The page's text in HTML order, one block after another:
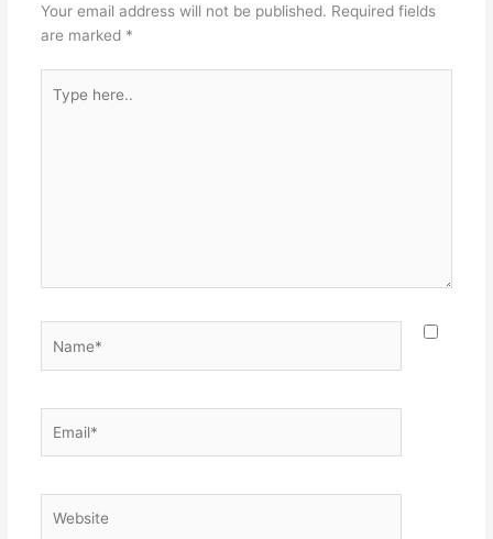
Your email address will not be published. Required fields
are marked *
here..